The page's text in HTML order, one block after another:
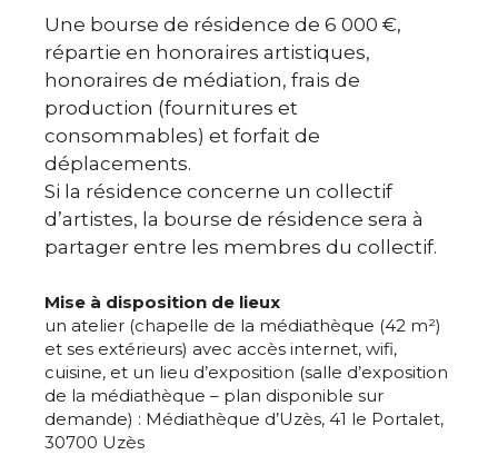
Une bourse de résidence de 6 000 €,
répartie en honoraires artistiques,
honoraires de médiation, frais de
production (fournitures et
consommables) et forfait de
déplacements.
Si la résidence concerne un collectif
d’artistes, la bourse de résidence sera à
partager entre les membres du collectif.
Mise à disposition de lieux
un atelier (chapelle de la médiathèque (42 m²)
et ses extérieurs) avec accès internet, wifi,
cuisine, et un lieu d’exposition (salle d’exposition
de la médiathèque – plan disponible sur
demande) : Médiathèque d’Uzès, 41 le Portalet,
30700 Uzès